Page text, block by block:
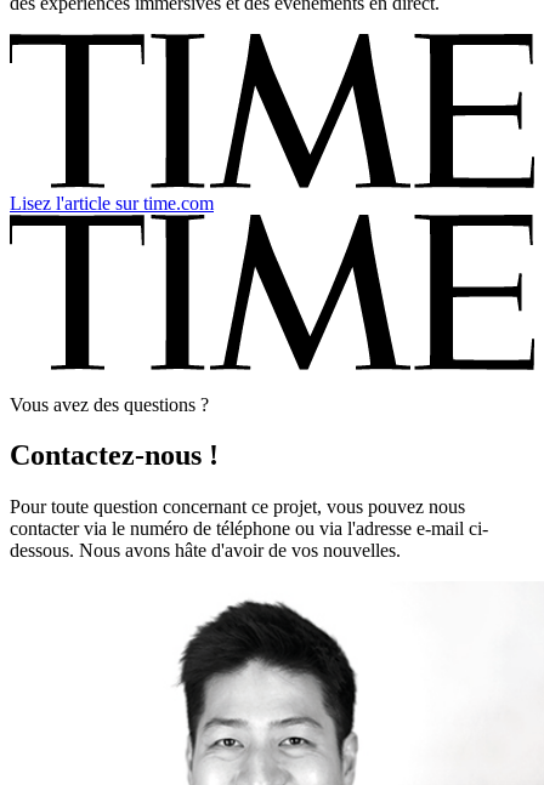
Lisez l'article sur time.com
Vous avez des questions ?
Contactez-nous !
Pour toute question concernant ce projet, vous pouvez nous
contacter via le numéro de téléphone ou via l'adresse e-mail ci-
dessous. Nous avons hâte d'avoir de vos nouvelles.